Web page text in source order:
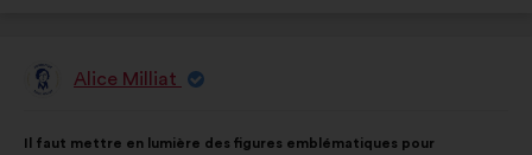
PropuestaAlice Milliat
Il faut mettre en lumière des figures emblématiques pour